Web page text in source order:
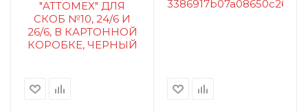
Бумага для флипчарта Бумага писчая
Датер автоматический heavy-duty
Диспенсер для упаковочной ленты